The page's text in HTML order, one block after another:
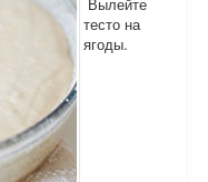
тесто на
ягоды.